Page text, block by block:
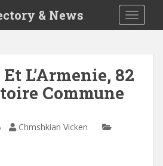
& News
L’Armenie, 82
Commune
Chmshkian Vicken